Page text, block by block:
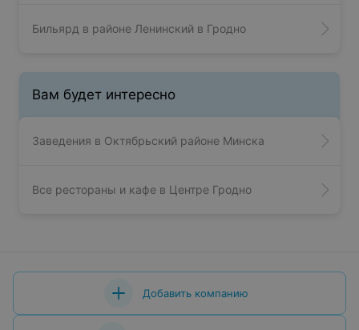
Бильярд в районе Ленинский в Гродно
Вам будет интересно
Заведения в Октябрьский районе Минска
Все рестораны и кафе в Центре Гродно
Добавить компанию